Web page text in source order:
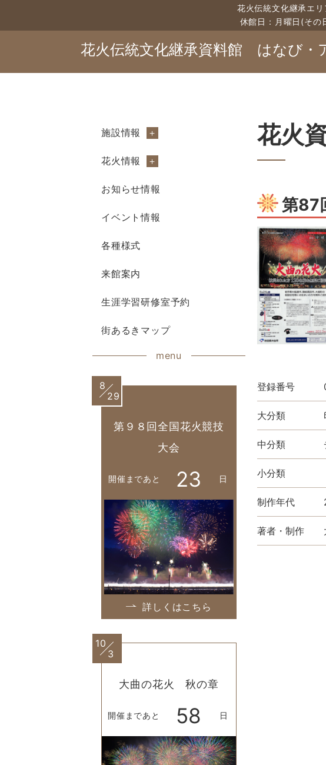
花火伝統文化継承エ
休館日：月曜日(そ
花火伝統文化継承資料館 はなび・
施設情報
花火情報
お知らせ情報
イベント情報
各種様式
来館案内
生涯学習研修室予約
街あるきマップ
menu
8
29
第９８回全国花火競技
大会
開催まであと 23 日
詳しくはこちら
10
3
大曲の花火 秋の章
開催まであと 58 日
花火
第87
登録番号
大分類
中分類
小分類
制作年代
著者・制作